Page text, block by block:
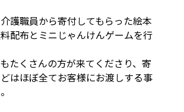
護職員から寄付してもらった絵本
配布とミニじゃんけんゲームを行
たくさんの方が来てくださり、寄
はほぼ全てお客様にお渡しする事